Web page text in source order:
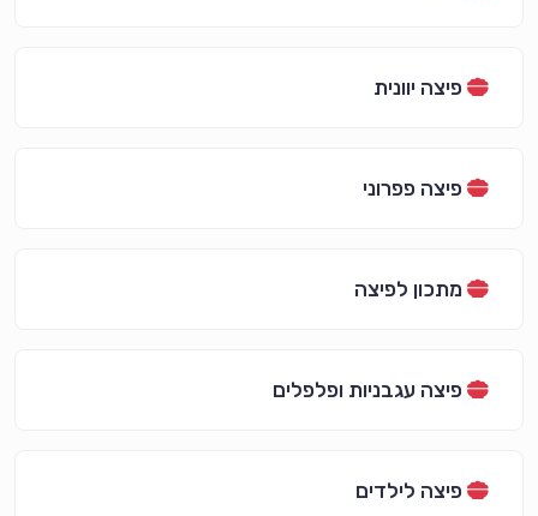
פיצה יוונית
פיצה פפרוני
מתכון לפיצה
פיצה עגבניות ופלפלים
פיצה לילדים